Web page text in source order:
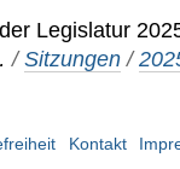
Legislatur
/Sitzungen /
Kontakt